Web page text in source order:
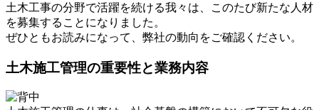
土木工事の分野で活躍を続ける我々は、このたび新たな人材
を募集することになりました。
ぜひともお読みになって、弊社の動向をご確認ください。
土木施工管理の重要性と業務内容